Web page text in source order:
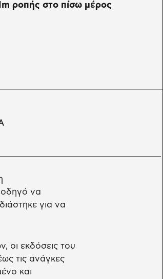
ροπής στο πίσω μέρος
οδηγό να
για να
οι εκδόσεις του
τις ανάγκες
και